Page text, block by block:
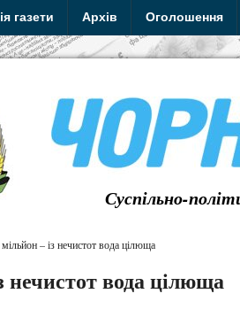
газети Архів Оголошення
Суспільно-
– із нечистот вода цілюща
нечистот вода цілюща